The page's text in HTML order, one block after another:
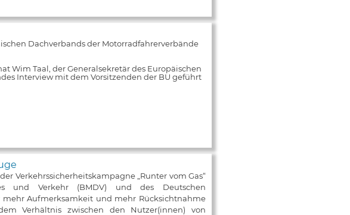
Dachverbands der Motorradfahrerverbände
Wim Taal, der Generalsekretär des Europäischen
Interview mit dem Vorsitzenden der BU geführt
Verkehrssicherheitskampagne „Runter vom Gas“
und Verkehr (BMDV) und des Deutschen
mehr Aufmerksamkeit und mehr Rücksichtnahme
Verhältnis zwischen den Nutzer(innen) von